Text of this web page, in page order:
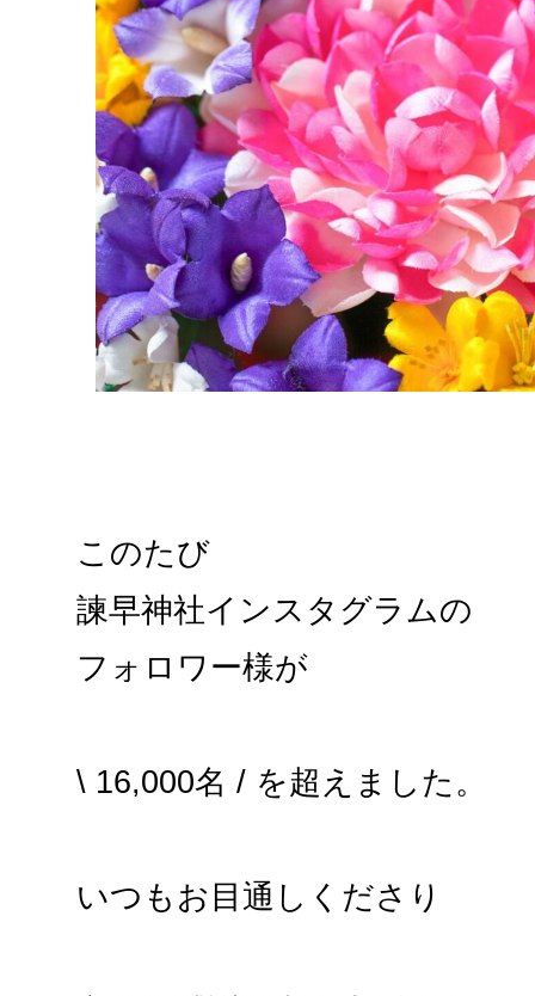
このたび
諫早神社インスタグラムの
フォロワー様が
\ 16,000名 / を超えました。
いつもお目通しくださり